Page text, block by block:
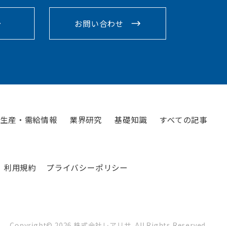
お問い合わせ
生産・需給情報 業界研究 基礎知識 すべての記事
利用規約 プライバシーポリシー